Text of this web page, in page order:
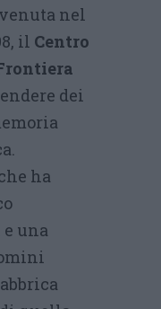
nel
il Centro
dei
ha
una